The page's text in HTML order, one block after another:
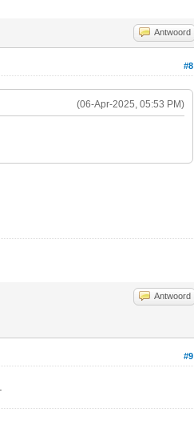
Antwoord
#8
(06-Apr-2025, 05:53 PM)
Antwoord
#9